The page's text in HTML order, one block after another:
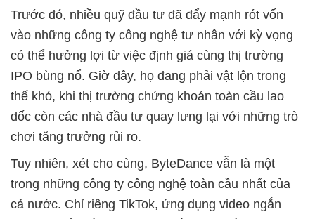
Trước đó, nhiều quỹ đầu tư đã đẩy mạnh rót vốn
vào những công ty công nghệ tư nhân với kỳ vọng
có thể hưởng lợi từ việc định giá cùng thị trường
IPO bùng nổ. Giờ đây, họ đang phải vật lộn trong
thế khó, khi thị trường chứng khoán toàn cầu lao
dốc còn các nhà đầu tư quay lưng lại với những trò
chơi tăng trưởng rủi ro.
Tuy nhiên, xét cho cùng, ByteDance vẫn là một
trong những công ty công nghệ toàn cầu nhất của
cả nước. Chỉ riêng TikTok, ứng dụng video ngắn